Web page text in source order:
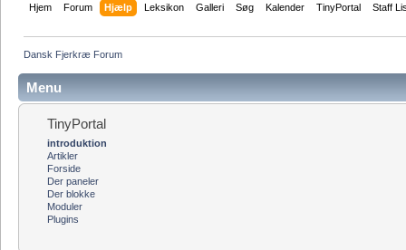
Hjem Forum Hjælp Leksikon Galleri Søg Kalender TinyPortal Staff
Dansk Fjerkræ Forum
Menu
TinyPortal
introduktion
Artikler
Forside
Der paneler
Der blokke
Moduler
Plugins